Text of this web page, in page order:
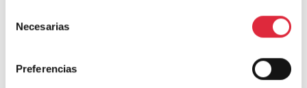
Necesarias
Preferencias